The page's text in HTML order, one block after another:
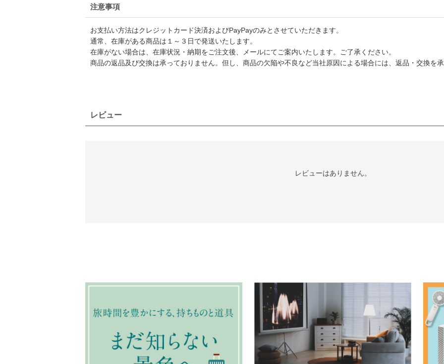
注意事項
お支払い方法はクレジットカード決済およびPayPayのみとさせていただきます。
通常、在庫がある商品は１～３日で発送いたします。
在庫がない場合は、在庫状況・納期をご注文後、メールにてご案内いたします。ご了承ください。
商品の返品及び交換は承っておりません。但し、商品の欠陥や不良など当社原因による場合には、返品・交換を
レビュー
レビューはありません。